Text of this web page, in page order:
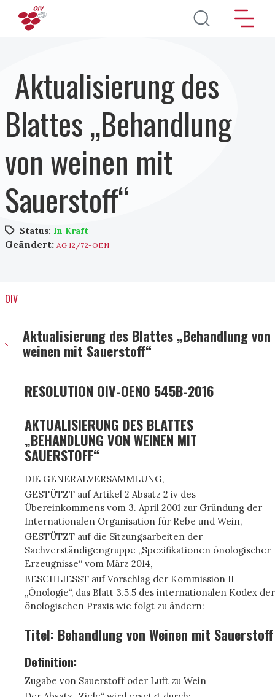
Direkt zum Inhalt
Aktualisierung des
Blattes „Behandlung
von weinen mit
Sauerstoff“
Status: In Kraft
Geändert: AG 12/72-OEN
OIV
Aktualisierung des Blattes „Behandlung von
weinen mit Sauerstoff“
RESOLUTION OIV-OENO 545B-2016
AKTUALISIERUNG DES BLATTES
„BEHANDLUNG VON WEINEN MIT
SAUERSTOFF“
DIE GENERALVERSAMMLUNG,
GESTÜTZT auf Artikel 2 Absatz 2 iv des
Übereinkommens vom 3. April 2001 zur Gründung der
Internationalen Organisation für Rebe und Wein,
GESTÜTZT auf die Sitzungsarbeiten der
Sachverständigengruppe „Spezifikationen önologischer
Erzeugnisse“ vom März 2014,
BESCHLIESST auf Vorschlag der Kommission II
„Önologie“, das Blatt 3.5.5 des internationalen Kodex der
önologischen Praxis wie folgt zu ändern:
Titel: Behandlung von Weinen mit Sauerstoff
Definition:
Zugabe von Sauerstoff oder Luft zu Wein